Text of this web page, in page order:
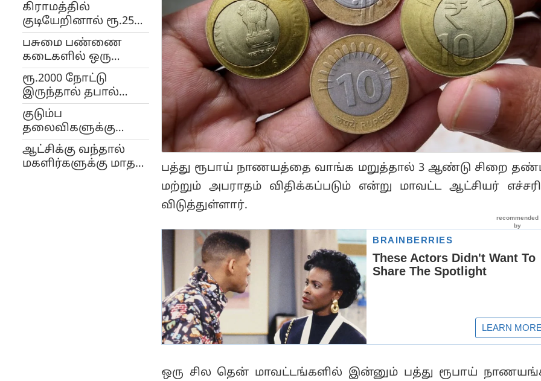
கிராமத்தில்
குடியேறினால் ரூ.25
லட்சம்- கல்பர்யா
நிர்வாகம்
பசுமை பண்ணை
கடைகளில் ஒரு
கிலோ வெங்காயம்
ரூ.30.. தமிழக அரசு
ஏற்பாடு..!
ரூ.2000 நோட்டு
இருந்தால் தபால்
வழியாக ரிசர்வ்
வங்கிக்கு
அனுப்பலாம்: புதிய
அறிவிப்பு..!
குடும்ப
தலைவிகளுக்கு
ரூ.12,000.. தேர்தல்
அறிக்கையில்
வாக்குறுதி கொடுத்த
ஆட்சிக்கு வந்தால்
மகளிர்களுக்கு மாதம்
பத்து ரூபாய் நாணயத்தை வாங்க மறுத்தால் 3 ஆண்டு சிறை
மற்றும் அபராதம் விதிக்கப்படும் என்று மாவட்ட ஆட்சியர்
விடுத்துள்ளார்.
ஒரு சில தென் மாவட்டங்களில் இன்னும் பத்து ரூபாய்